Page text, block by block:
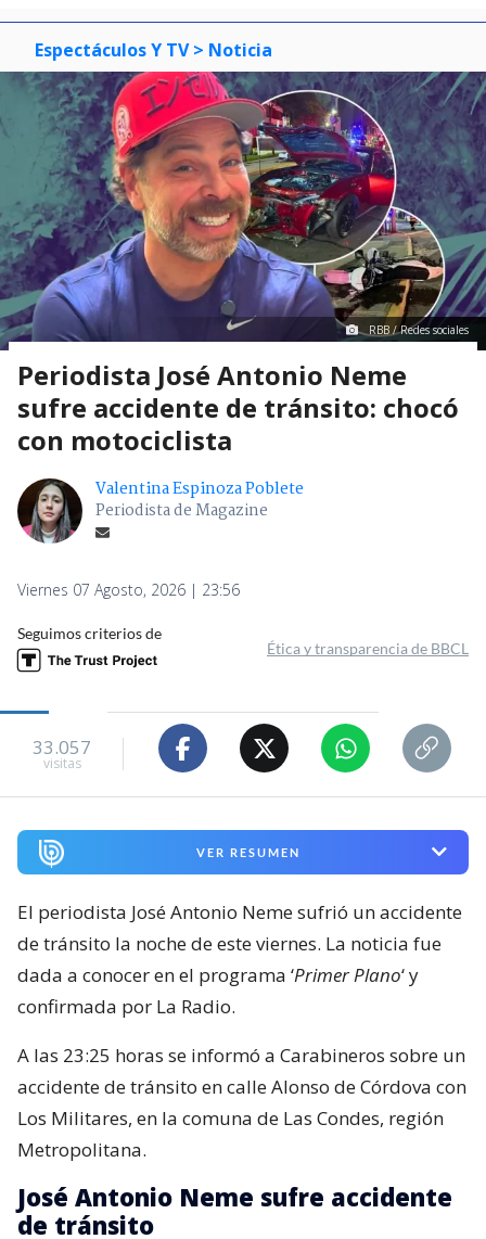
Espectáculos Y TV > Noticia
RBB / Redes sociales
Periodista José Antonio Neme
sufre accidente de tránsito: chocó
con motociclista
Valentina Espinoza Poblete
Periodista de Magazine
Viernes 07 Agosto, 2026 | 23:56
Seguimos criterios de
Ética y transparencia de BBCL
33.057
visitas
VER RESUMEN
El periodista José Antonio Neme sufrió un accidente
de tránsito la noche de este viernes. La noticia fue
dada a conocer en el programa ‘Primer Plano‘ y
confirmada por La Radio.
A las 23:25 horas se informó a Carabineros sobre un
accidente de tránsito en calle Alonso de Córdova con
Los Militares, en la comuna de Las Condes, región
Metropolitana.
José Antonio Neme sufre accidente
de tránsito